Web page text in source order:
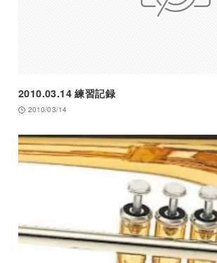
2010.03.14 練習記録
2010/03/14